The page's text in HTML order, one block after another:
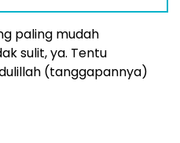
paling mudah
sulit, ya. Tentu
(tanggapannya)